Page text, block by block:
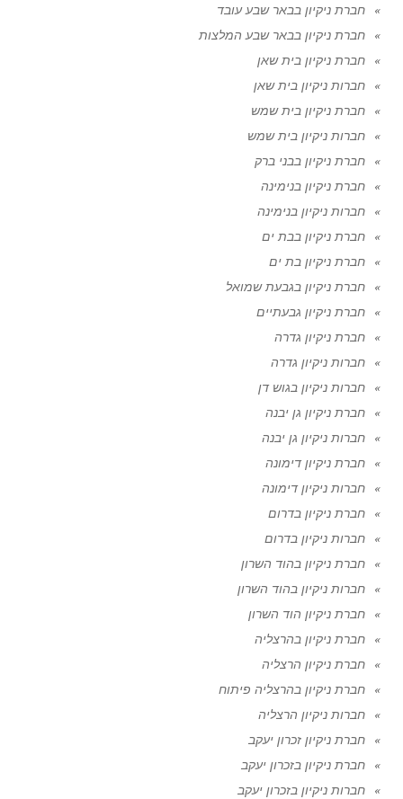
חברת ניקיון בבאר שבע עובד
חברת ניקיון בבאר שבע המלצות
חברת ניקיון בית שאן
חברות ניקיון בית שאן
חברת ניקיון בית שמש
חברות ניקיון בית שמש
חברת ניקיון בבני ברק
חברת ניקיון בנימינה
חברות ניקיון בנימינה
חברת ניקיון בבת ים
חברת ניקיון בת ים
חברת ניקיון בגבעת שמואל
חברת ניקיון גבעתיים
חברת ניקיון גדרה
חברות ניקיון גדרה
חברות ניקיון בגוש דן
חברת ניקיון גן יבנה
חברות ניקיון גן יבנה
חברת ניקיון דימונה
חברות ניקיון דימונה
חברת ניקיון בדרום
חברות ניקיון בדרום
חברת ניקיון בהוד השרון
חברות ניקיון בהוד השרון
חברת ניקיון הוד השרון
חברת ניקיון בהרצליה
חברת ניקיון הרצליה
חברת ניקיון בהרצליה פיתוח
חברות ניקיון הרצליה
חברת ניקיון זכרון יעקב
חברת ניקיון בזכרון יעקב
חברות ניקיון בזכרון יעקב